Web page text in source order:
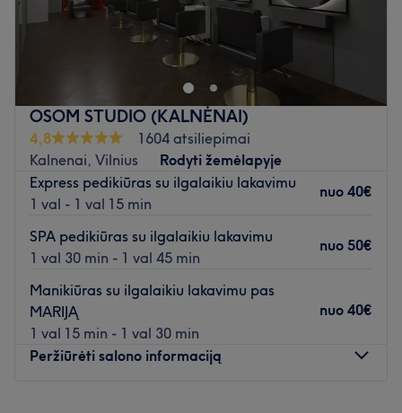
Palepinkite savo nagus pas L O V E n a i l s - meistrę
Karoliną, kuri yra įsikūrusi Naujojoje Vilnioje. Manikiūras,
gelinis nagų lakavimas bei priaugintų nagų korekcija -
tai tik kelios šio puikaus nagų salono siūlomų paslaugų.
Artimiausias viešasis transportas:
Saloną yra lengva pasiekti autobusais: 6G, 14, 18, 31,
67, 74, 115, 122 (Naujosios Vilnios žiedas, st).
Komanda:
Meistrė Karolina yra patyrusi ir kruopšti savo darbo
specialistė, kuri užtikrins kokybiškai atliktas paslaugas
Kas mums patinka:
Atmosfera: rami ir profesionali.
Specializacija: nagų priežiūra.
OSOM STUDIO (KALNĖNAI)
4,8
1604 atsiliepimai
Kalnenai, Vilnius
Rodyti žemėlapyje
Express pedikiūras su ilgalaikiu lakavimu
1 val - 1 val 15 min
nuo 40€
SPA pedikiūras su ilgalaikiu lakavimu
1 val 30 min - 1 val 45 min
nuo 50€
Manikiūras su ilgalaikiu lakavimu pas
MARIJĄ
1 val 15 min - 1 val 30 min
nuo 40€
Peržiūrėti salono informaciją